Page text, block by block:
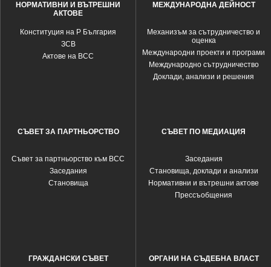
НОРМАТИВНИ И ВЪТРЕШНИ
АКТОВЕ
Конституция на Р България
ЗСВ
Актове на ВСС
МЕЖДУНАРОДНА ДЕЙНОСТ
Механизъм за сътрудничество и
оценка
Международни проекти и програми
Международно сътрудничество
Доклади, анализи и решения
СЪВЕТ ЗА ПАРТНЬОРСТВО
Съвет за партньорство към ВСС
Заседания
Становища
СЪВЕТ ПО МЕДИАЦИЯ
Заседания
Становища, доклади и анализи
Нормативни и вътрешни актове
Прессъобщения
ГРАЖДАНСКИ СЪВЕТ ОРГАНИ НА СЪДЕБНА ВЛАСТ